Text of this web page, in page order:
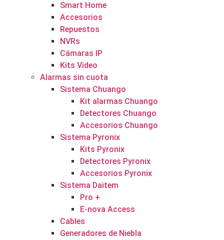
Smart Home
Accesorios
Repuestos
NVRs
Cámaras IP
Kits Video
Alarmas sin cuota
Sistema Chuango
Kit alarmas Chuango
Detectores Chuango
Accesorios Chuango
Sistema Pyronix
Kits Pyronix
Detectores Pyronix
Accesorios Pyronix
Sistema Daitem
Pro +
E-nova Access
Cables
Generadores de Niebla